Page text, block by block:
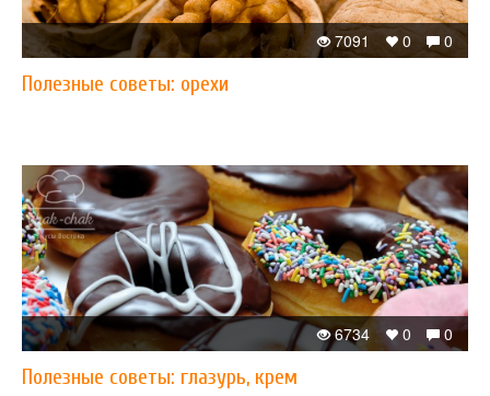
0
0
7091
Полезные советы: орехи
0
0
6734
Полезные советы: глазурь, крем